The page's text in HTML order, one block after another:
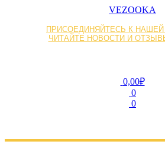
VEZOOKA
ПРИСОЕДИНЯЙТЕСЬ К НАШЕЙ
ЧИТАЙТЕ НОВОСТИ И
0,00₽
0
0